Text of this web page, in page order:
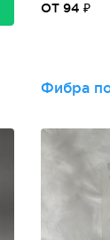
ОТ 94 ₽
Фибра